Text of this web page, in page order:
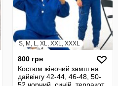
S, M, L, XL, XXL, XXXL
800 грн
Костюм жіночий замш на
дайвінгу 42-44, 46-48, 50-